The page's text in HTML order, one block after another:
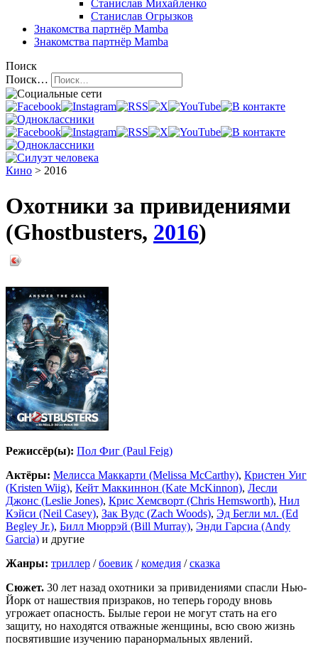
Станислав Михайленко
Станислав Огрызков
Знакомства партнёр Mamba
Знакомства партнёр Mamba
Поиск
Поиск…
Кино > 2016
Охотники за привидениями
(Ghostbusters, 2016)
Режиссёр(ы): Пол Фиг (Paul Feig)
Актёры: Мелисса Маккарти (Melissa McCarthy), Кристен Уиг
(Kristen Wiig), Кейт Маккиннон (Kate McKinnon), Лесли
Джонс (Leslie Jones), Крис Хемсворт (Chris Hemsworth), Нил
Кэйси (Neil Casey), Зак Вудс (Zach Woods), Эд Бегли мл. (Ed
Begley Jr.), Билл Мюррэй (Bill Murray), Энди Гарсиа (Andy
Garcia) и другие
Жанры: триллер /боевик /комедия /сказка
Сюжет. 30 лет назад охотники за привидениями спасли Нью-
Йорк от нашествия призраков, но теперь городу вновь
угрожает опасность. Былые герои не могут стать на его
защиту, но находятся отважные женщины, всю свою жизнь
посвятившие изучению паранормальных явлений.